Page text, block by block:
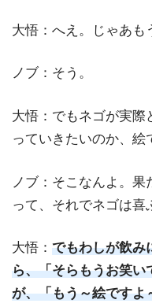
大悟：へえ。じゃあも
ノブ：そう。
大悟：でもネゴが実際
っていきたいのか、絵
ノブ：そこなんよ。
って、それでネゴは喜
大悟： でもわしが飲み
ら、「そらもうお笑い
が、「もう～絵ですよ